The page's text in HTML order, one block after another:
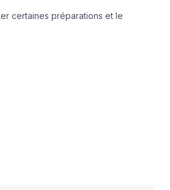
certaines préparations et le